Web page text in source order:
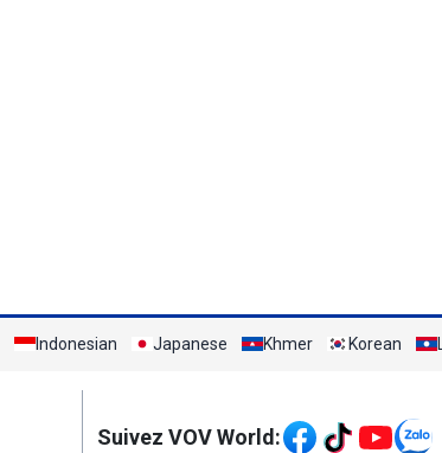
Indonesian Japanese Khmer Korean
Mạng xã hội
Suivez VOV World: